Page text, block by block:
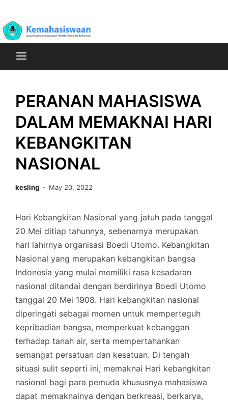
contentKemahasiswaan
Lingkungan
PERANAN MAHASISWA
DALAM MEMAKNAI HARI
KEBANGKITAN
NASIONAL
kesling May 20, 2022
Hari Kebangkitan Nasional yang jatuh pada tanggal
20 Mei ditiap tahunnya, sebenarnya merupakan
hari lahirnya organisasi Boedi Utomo. Kebangkitan
Nasional yang merupakan kebangkitan bangsa
Indonesia yang mulai memiliki rasa kesadaran
nasional ditandai dengan berdirinya Boedi Utomo
tanggal 20 Mei 1908. Hari kebangkitan nasional
diperingati sebagai momen untuk memperteguh
kepribadian bangsa, memperkuat kebanggan
terhadap tanah air, serta mempertahankan
semangat persatuan dan kesatuan. Di tengah
situasi sulit seperti ini, memaknai Hari kebangkitan
nasional bagi para pemuda khususnya mahasiswa
dapat memaknainya dengan berkreasi, berkarya,